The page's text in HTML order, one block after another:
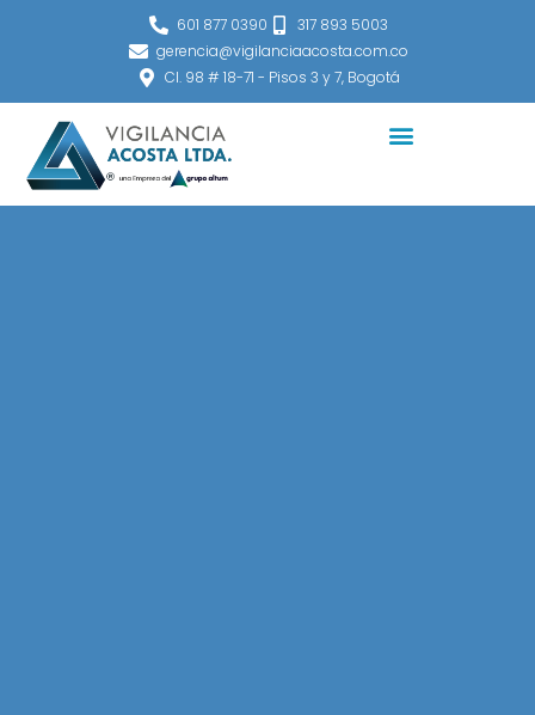
601 877 0390
317 893 5003
gerencia@vigilanciaacosta.com.co
Cl. 98 # 18-71 - Pisos 3 y 7, Bogotá